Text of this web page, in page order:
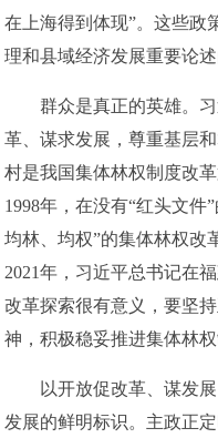
在上海得到体现”。这些政
理和县域经济发展重要论述
群众是真正的英雄。习
革、谋求发展，尊重基层
村是我国集体林权制度改
1998年，在没有“红头文件
均林、均权”的集体林权改
2021年，习近平总书记在
改革探索很有意义，要坚
神，积极稳妥推进集体林权
以开放促改革、谋发展
发展的鲜明标识。主政正